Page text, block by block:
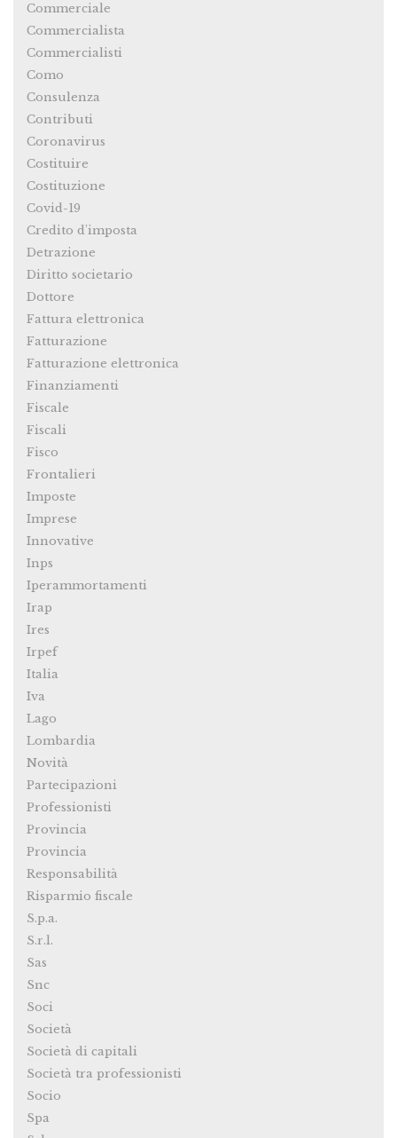
Commerciale
Commercialista
Commercialisti
Como
Consulenza
Contributi
Coronavirus
Costituire
Costituzione
Covid-19
Credito d'imposta
Detrazione
Diritto societario
Dottore
Fattura elettronica
Fatturazione
Fatturazione elettronica
Finanziamenti
Fiscale
Fiscali
Fisco
Frontalieri
Imposte
Imprese
Innovative
Inps
Iperammortamenti
Irap
Ires
Irpef
Italia
Iva
Lago
Lombardia
Novità
Partecipazioni
Professionisti
Provincia
Provincia
Responsabilità
Risparmio fiscale
S.p.a.
S.r.l.
Sas
Snc
Soci
Società
Società di capitali
Società tra professionisti
Socio
Spa